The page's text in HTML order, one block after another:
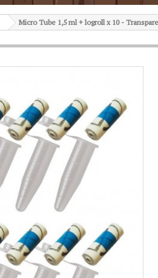
Micro Tube 1,5 ml + logroll x 10 -